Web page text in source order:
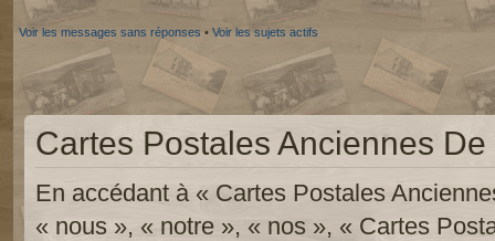
Voir les messages sans réponses • Voir les sujets actifs
Cartes Postales Anciennes
En accédant à « Cartes Postales
« nous », « notre », « nos », « Cartes